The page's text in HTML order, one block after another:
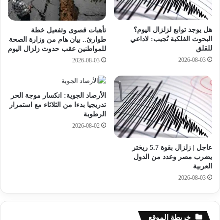
ل
ر
ت
ب
ت
ا
ل
ج
د
ي
د
ا
ل
و
ت
م
2
0
2
6
2
0
2
7
:
ت
ف
ا
ص
ي
ج
هل يوجد توابع لزلزال اليوم؟
البحوث الفلكية تُجيب: لاداعي
للقلق
2026-08-03
تأهبات قصوى وتفعيل خطة
طوارئ.. بيان هام من وزارة الصحة
للمواطنين عقب حدوث زلزال اليوم
2026-08-03
عاجل | زلزال بقوة 5.7 ريختر
يضرب مصر وعدد من الدول
العربية
2026-08-03
الأرصاد الجوية: انكسار موجة الحر
تدريجيا بدءا من الثلاثاء مع استمرار
الرطوبة
2026-08-02
خريطة الموقع